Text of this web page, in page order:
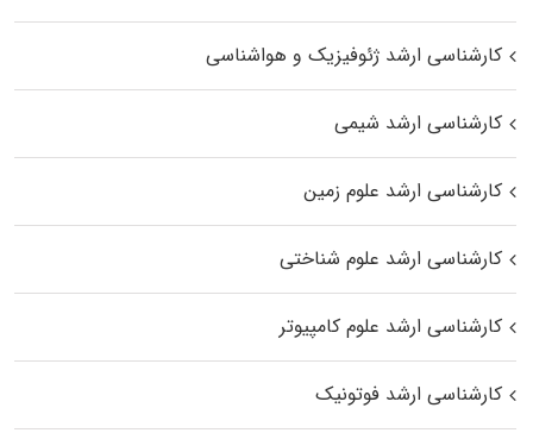
کارشناسی ارشد ژئوفیزیک و هواشناسی
کارشناسی ارشد شیمی
کارشناسی ارشد علوم زمین
کارشناسی ارشد علوم شناختی
کارشناسی ارشد علوم کامپیوتر
کارشناسی ارشد فوتونیک